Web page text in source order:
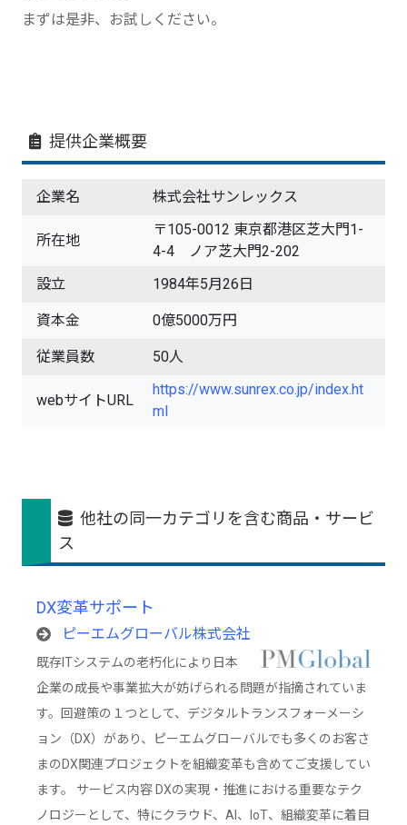
まずは是非、お試しください。
提供企業概要
企業名 株式会社サンレックス
所在地
〒105-0012 東京都港区芝大門1-
4-4 ノア芝大門2-202
設立
1984年5月26日
資本金 0億5000万円
従業員数 50人
webサイトURL
https://www.sunrex.co.jp/index.ht
ml
他社の同一カテゴリを含む商品・サービ
ス
DX変革サポート
ピーエムグローバル株式会社
既存ITシステムの老朽化により日本
企業の成長や事業拡大が妨げられる問題が指摘されていま
す。回避策の１つとして、デジタルトランスフォーメーシ
ョン（DX）があり、ピーエムグローバルでも多くのお客さ
まのDX関連プロジェクトを組織変革も含めてご支援してい
ます。 サービス内容 DXの実現・推進における重要なテク
ノロジーとして、特にクラウド、AI、IoT、組織変革に着目